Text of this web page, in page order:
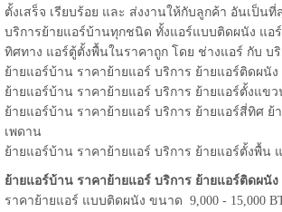
ตั้งเสร็จ เรียบร้อย และ ส่งงานให้กับลูกค้า อันเป็นที่
บริการย้ายแอร์บ้านทุกชนิด ทั้งแอร์แบบติดผนัง แอ
ทิศทาง แอร์ตู้ตั้งพื้นในราคาถูก โดย ช่างแอร์ กับ บ
ย้ายแอร์บ้าน ราคาย้ายแอร์ บริการ ย้ายแอร์ติดผนัง
ย้ายแอร์บ้าน ราคาย้ายแอร์ บริการ ย้ายแอร์ตั้งแขว
ย้ายแอร์บ้าน ราคาย้ายแอร์ บริการ ย้ายแอร์สี่ทิศ ย้
เพดาน
ย้ายแอร์บ้าน ราคาย้ายแอร์ บริการ ย้ายแอร์ตั้งพื้น
ย้ายแอร์บ้าน ราคาย้ายแอร์ บริการ ย้ายแอร์ติดผนัง
ราคาย้ายแอร์ แบบติดผนัง ขนาด 9,000 - 15,000